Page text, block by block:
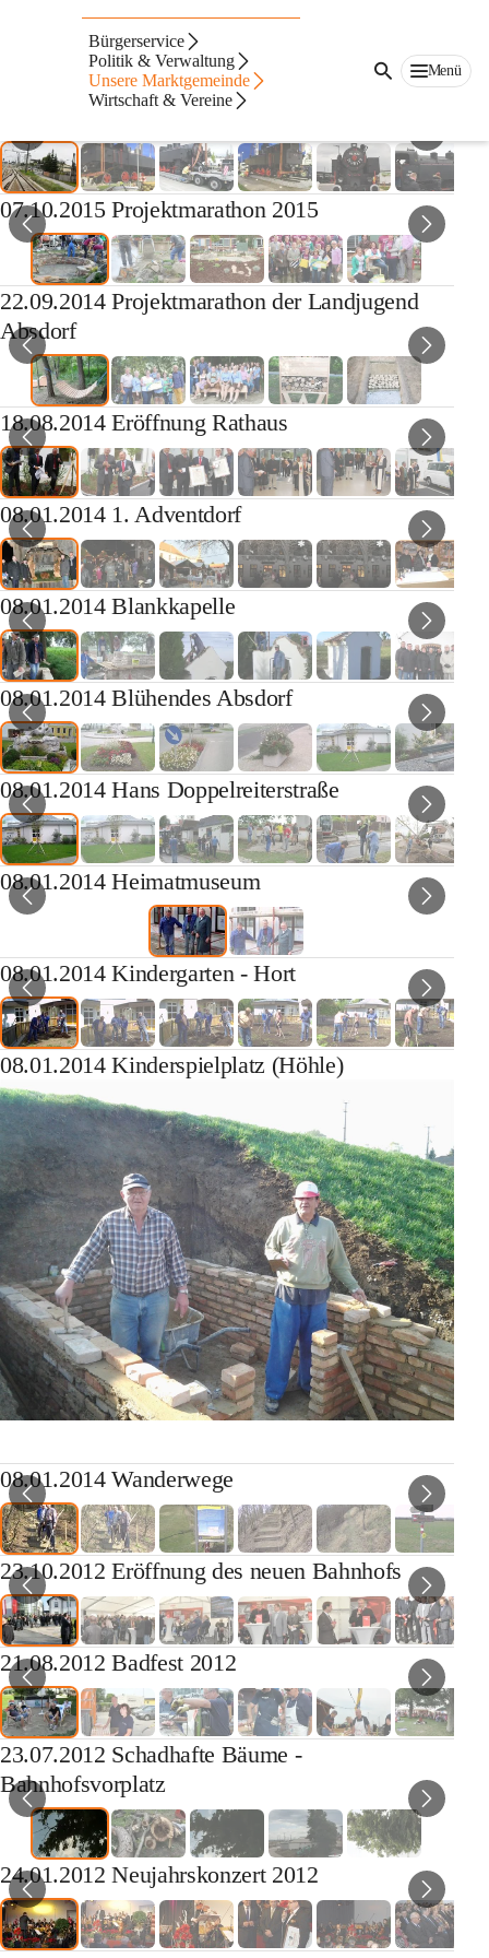
Bürgerservice
Politik & Verwaltung
Unsere Marktgemeinde
Wirtschaft & Vereine
Menü
Fotogalerie
26.04.2017 Denkmallok "Moritz"
07.10.2015 Projektmarathon 2015
22.09.2014 Projektmarathon der Landjugend
Absdorf
18.08.2014 Eröffnung Rathaus
08.01.2014 1. Adventdorf
08.01.2014 Blankkapelle
08.01.2014 Blühendes Absdorf
08.01.2014 Hans Doppelreiterstraße
08.01.2014 Heimatmuseum
08.01.2014 Kindergarten - Hort
08.01.2014 Kinderspielplatz (Höhle)
08.01.2014 Wanderwege
23.10.2012 Eröffnung des neuen Bahnhofs
21.08.2012 Badfest 2012
23.07.2012 Schadhafte Bäume -
Bahnhofsvorplatz
24.01.2012 Neujahrskonzert 2012